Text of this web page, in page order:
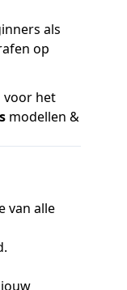
als
op
voor het
modellen &
van alle